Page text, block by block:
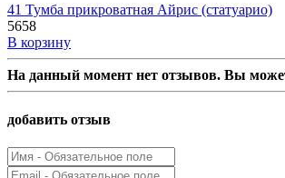
41 Тумба прикроватная Айрис (статуарио)
5658
В корзину
На данный момент нет отзывов. Вы
добавить отзыв